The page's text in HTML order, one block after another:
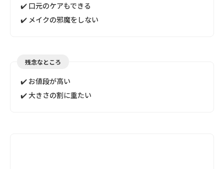
✔️ 口元のケアもできる
✔️ メイクの邪魔をしない
残念なところ
✔️ お値段が高い
✔️ 大きさの割に重たい